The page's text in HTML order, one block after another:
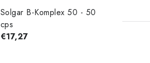
Solgar B-Komplex 50 - 50
cps
€17,27